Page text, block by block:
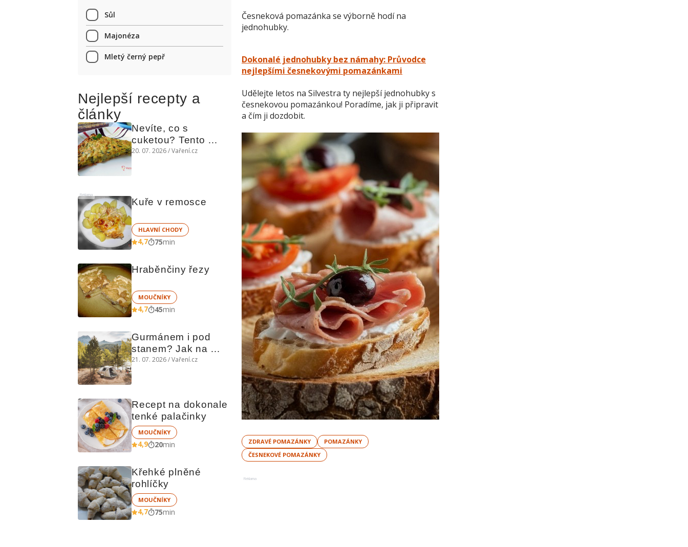
Sůl
Majonéza
Mletý černý pepř
Nejlepší recepty a
články
Nevíte, co s
cuketou? Tento
levný slaný koláč
20. 07. 2026 / Vaření.cz
Reklama
Kuře v remosce
HLAVNÍ CHODY
4,7 75min
Hraběnčiny řezy
MOUČNÍKY
4,7 45min
Gurmánem i pod
stanem? Jak na
polní kuchyni a na
21. 07. 2026 / Vaření.cz
Recept na dokonale
tenké palačinky
MOUČNÍKY
4,9 20min
Křehké plněné
rohlíčky
MOUČNÍKY
4,7 75min
Česneková pomazánka se výborně hodí na
jednohubky.
Dokonalé jednohubky bez námahy: Průvodce
nejlepšími česnekovými pomazánkami
Udělejte letos na Silvestra ty nejlepší jednohubky s
česnekovou pomazánkou! Poradíme, jak ji připravit
a čím ji dozdobit.
ZDRAVÉ POMAZÁNKY
POMAZÁNKY
ČESNEKOVÉ POMAZÁNKY
Reklama